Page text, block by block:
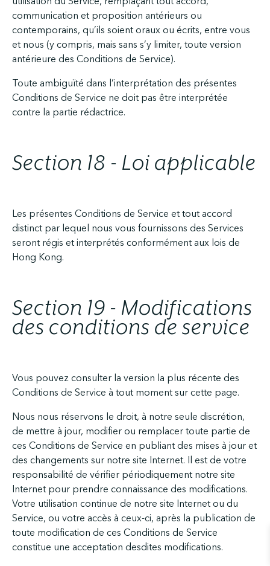
communication et proposition antérieurs ou
contemporains, qu’ils soient oraux ou écrits, entre vous
et nous (y compris, mais sans s’y limiter, toute version
antérieure des Conditions de Service).
Toute ambiguïté dans l’interprétation des présentes
Conditions de Service ne doit pas être interprétée
contre la partie rédactrice.
Section 18 - Loi applicable
Les présentes Conditions de Service et tout accord
distinct par lequel nous vous fournissons des Services
seront régis et interprétés conformément aux lois de
Hong Kong.
Section 19 - Modifications
des conditions de service
Vous pouvez consulter la version la plus récente des
Conditions de Service à tout moment sur cette page.
Nous nous réservons le droit, à notre seule discrétion,
de mettre à jour, modifier ou remplacer toute partie de
ces Conditions de Service en publiant des mises à jour et
des changements sur notre site Internet. Il est de votre
responsabilité de vérifier périodiquement notre site
Internet pour prendre connaissance des modifications.
Votre utilisation continue de notre site Internet ou du
Service, ou votre accès à ceux-ci, après la publication de
toute modification de ces Conditions de Service
constitue une acceptation desdites modifications.